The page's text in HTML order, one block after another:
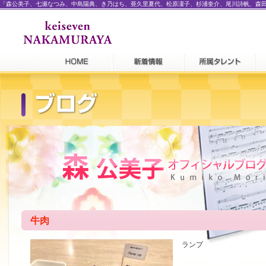
「森公美子、七瀬なつみ、中島陽典、き乃はち、亜久里夏代、松原凜子、杉浦奎介、尾川詩帆、
牛肉
ランプ